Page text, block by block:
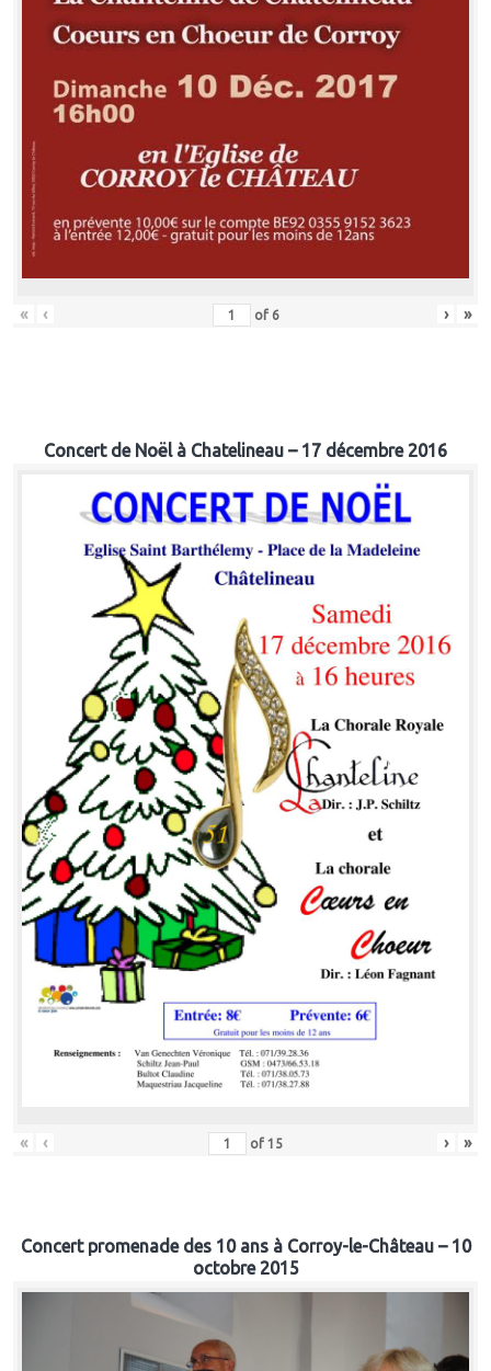
« ‹ of 6 › »
Concert de Noël à Chatelineau – 17 décembre 2016
« ‹ of 15 › »
Concert promenade des 10 ans à Corroy-le-Château – 10
octobre 2015